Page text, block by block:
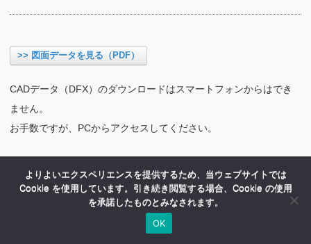
>> 図面データを見る（PDF）
CADデータ（DFX）のダウンロードはスマートフォンからはでき
ません。
お手数ですが、PCからアクセスしてください。
よりよいエクスペリエンスを提供するため、当ウェブサイトでは
Cookie を使用しています。引き続き閲覧する場合、Cookie の使用
を承諾したものとみなされます。
OK